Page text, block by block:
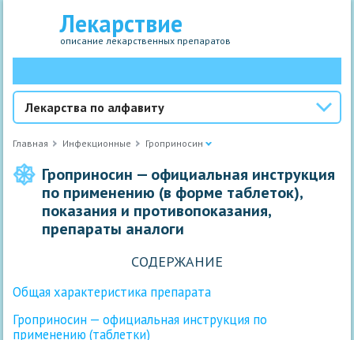
Лекарствие
описание лекарственных препаратов
Лекарства по алфавиту
Главная Инфекционные Гроприносин
Гроприносин — официальная инструкция
по применению (в форме таблеток),
показания и противопоказания,
препараты аналоги
СОДЕРЖАНИЕ
Общая характеристика препарата
Гроприносин — официальная инструкция по
применению (таблетки)